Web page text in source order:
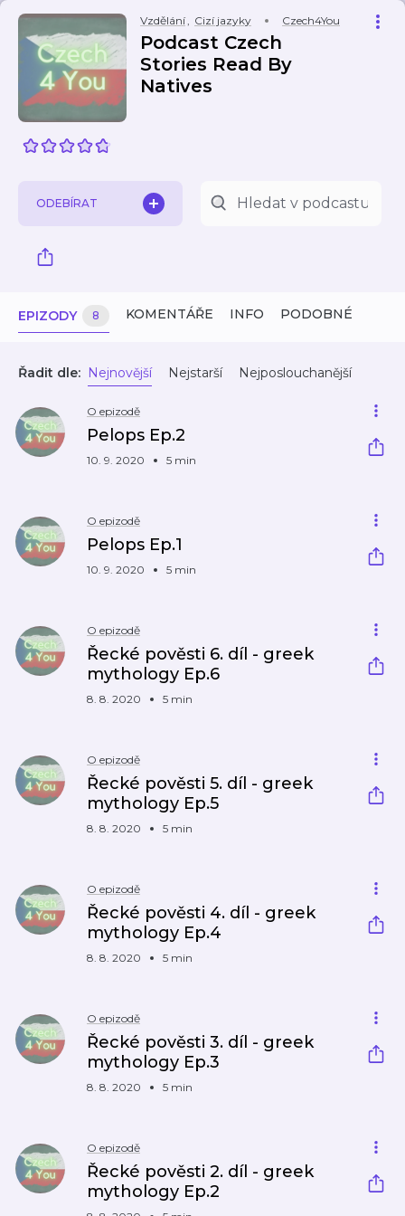
Vzdělání, Cizí jazyky Czech4You
Podcast Czech
Stories Read By
Natives
ODEBÍRAT
EPIZODY 8 KOMENTÁŘE INFO PODOBNÉ
Řadit dle: Nejnovější Nejstarší Nejposlouchanější
O epizodě
Pelops Ep.2
10. 9. 2020 5 min
O epizodě
Pelops Ep.1
10. 9. 2020 5 min
O epizodě
Řecké pověsti 6. díl - greek
mythology Ep.6
8. 8. 2020 5 min
O epizodě
Řecké pověsti 5. díl - greek
mythology Ep.5
8. 8. 2020 5 min
O epizodě
Řecké pověsti 4. díl - greek
mythology Ep.4
8. 8. 2020 5 min
O epizodě
Řecké pověsti 3. díl - greek
mythology Ep.3
8. 8. 2020 5 min
O epizodě
Řecké pověsti 2. díl - greek
mythology Ep.2